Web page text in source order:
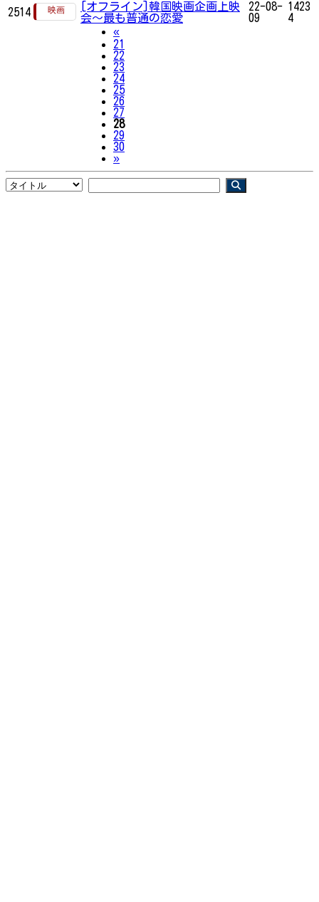
2514
[オフライン]韓国映画企画上映
会～最も普通の恋愛
22-08-
09
1423
4
«Previous
21
22
23
24
25
26
27
28
29
30
»Next